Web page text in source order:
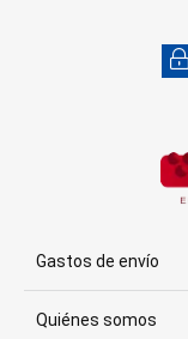
Gastos de envío
Quiénes somos